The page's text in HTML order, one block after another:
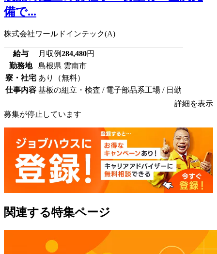
備で...
株式会社ワールドインテック(A)
給与 月収例284,480円
勤務地
島根県 雲南市
寮・社宅 あり（無料）
仕事内容 基板の組立・検査 / 電子部品系工場 / 日勤
詳細を表示
募集が停止しています
関連する特集ページ